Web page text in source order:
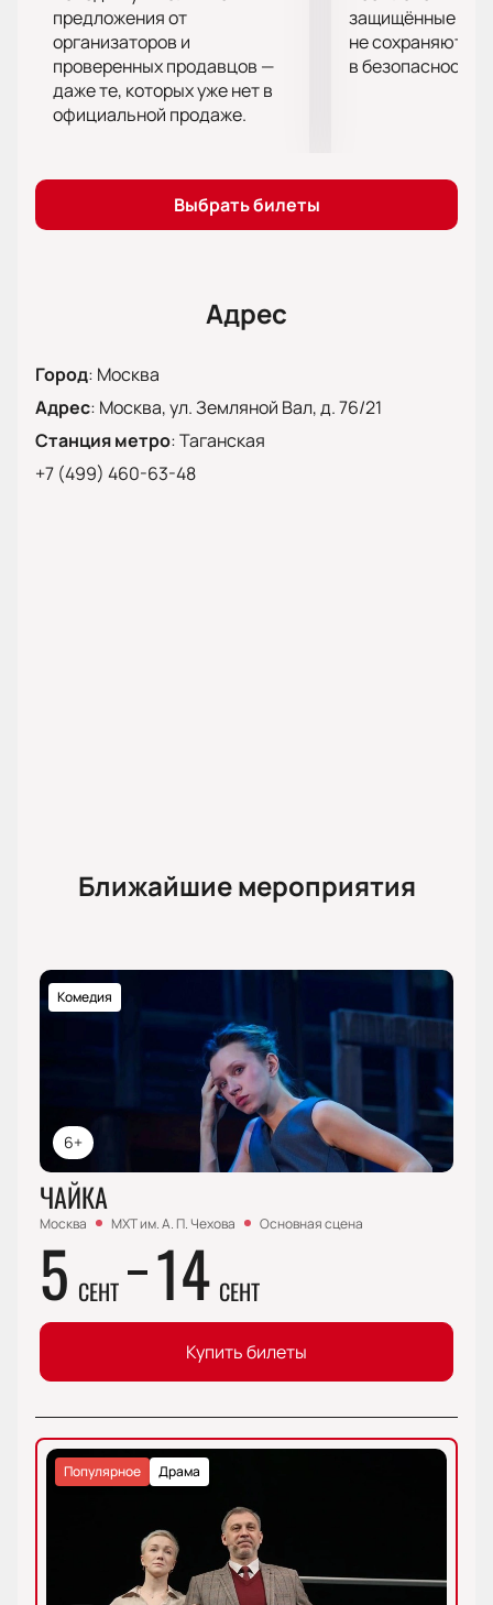
действие этого доктора Чехова! Посетите наш сайт
и купите билеты на Спектакль «Докторъ А.П.
Чеховъ. Об-хо-хо-чешься!» в Театре на Таганке
прямо сейчас!
предложения от
организаторов и
проверенных продавцов —
даже те, которых уже нет в
официальной продаже.
защищённые
не сохраняются
в безопасности.
Выбрать билеты
Адрес
Город: Москва
Адрес: Москва, ул. Земляной Вал, д. 76/21
Станция метро:Таганская
+7 (499) 460-63-48
Ближайшие мероприятия
6+
Комедия
ЧАЙКА
Москва МХТ им. А. П. Чехова Основная сцена
5 СЕНТ 14 СЕНТ
Купить билеты
Драма
Популярное